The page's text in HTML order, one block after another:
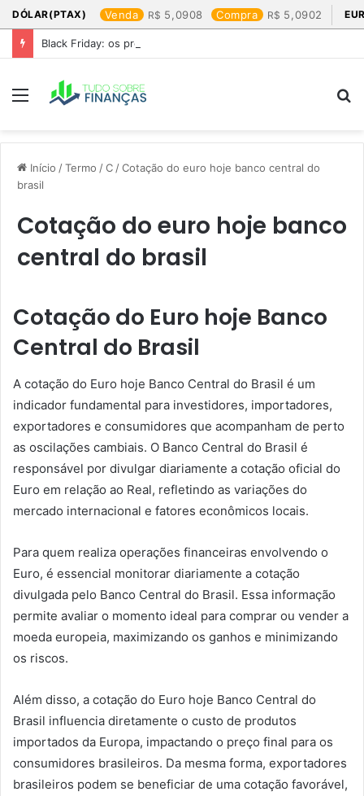
DÓLAR(PTAX) Venda 5,0908 Compra 5,0902
Black Friday: os produtos que mais valem a pena
Menu
Início /Termo /C /Cotação do euro hoje banco central do
brasil​
Cotação do euro hoje banco
central do brasil​
Cotação do Euro hoje Banco
Central do Brasil
A cotação do Euro hoje Banco Central do Brasil é um
indicador fundamental para investidores, importadores,
exportadores e consumidores que acompanham de perto
as oscilações cambiais. O Banco Central do Brasil é
responsável por divulgar diariamente a cotação oficial do
Euro em relação ao Real, refletindo as variações do
mercado internacional e fatores econômicos locais.
Para quem realiza operações financeiras envolvendo o
Euro, é essencial monitorar diariamente a cotação
divulgada pelo Banco Central do Brasil. Essa informação
permite avaliar o momento ideal para comprar ou vender a
moeda europeia, maximizando os ganhos e minimizando
os riscos.
Além disso, a cotação do Euro hoje Banco Central do
Brasil influencia diretamente o custo de produtos
importados da Europa, impactando o preço final para os
consumidores brasileiros. Da mesma forma, exportadores
brasileiros podem se beneficiar de uma cotação favorável,